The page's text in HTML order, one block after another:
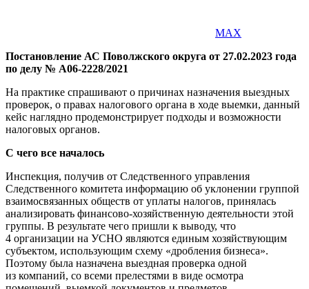
MAX
Постановление АС Поволжского округа от 27.02.2023 года
по делу № А06-2228/2021
На практике спрашивают о причинах назначения выездных
проверок, о правах налогового органа в ходе выемки, данный
кейс наглядно продемонстрирует подходы и возможности
налоговых органов.
С чего все началось
Инспекция, получив от Следственного управления
Следственного комитета информацию об уклонении группой
взаимосвязанных обществ от уплаты налогов, принялась
анализировать финансово-хозяйственную деятельности этой
группы. В результате чего пришли к выводу, что
4 организации на УСНО являются единым хозяйствующим
субъектом, использующим схему «дробления бизнеса».
Поэтому была назначена выездная проверка одной
из компаний, со всеми прелестями в виде осмотра